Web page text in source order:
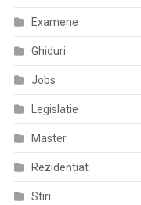
Examene
Ghiduri
Jobs
Legislatie
Master
Rezidentiat
Stiri